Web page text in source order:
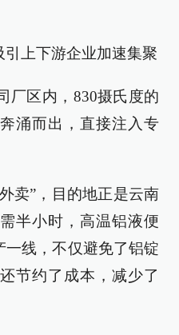
引上下游企业加速集聚
厂区内，830摄氏度的
涌而出，直接注入专
卖”，目的地正是云南
半小时，高温铝液便
一线，不仅避免了铝锭
节约了成本，减少了